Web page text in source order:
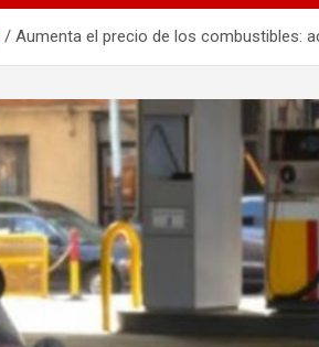
Aumenta el precio de los combustibles: